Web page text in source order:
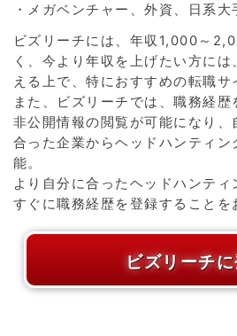
・メガベンチャー、外資、日系
ビズリーチには、年収1,000～
く、今より年収を上げたい方に
える上で、特におすすめの転職サ
また、ビズリーチでは、職務経
非公開情報の閲覧が可能になり、
合った企業からヘッドハンティン
能。
より自分に合ったヘッドハンティ
すぐに職務経歴を登録することを
ビズリーチ